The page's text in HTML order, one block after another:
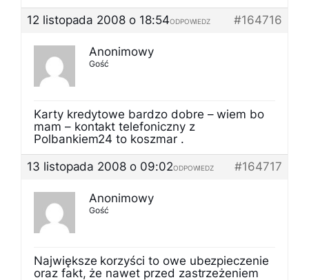
12 listopada 2008 o 18:54
#164716
ODPOWIEDZ
Anonimowy
Gość
Karty kredytowe bardzo dobre – wiem bo
mam – kontakt telefoniczny z
Polbankiem24 to koszmar .
13 listopada 2008 o 09:02
#164717
ODPOWIEDZ
Anonimowy
Gość
Największe korzyści to owe ubezpieczenie
oraz fakt, że nawet przed zastrzeżeniem